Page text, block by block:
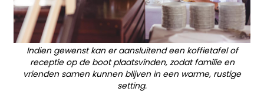
Indien gewenst kan er aansluitend een koffietafel of
receptie op de boot plaatsvinden, zodat familie en
vrienden samen kunnen blijven in een warme, rustige
setting.